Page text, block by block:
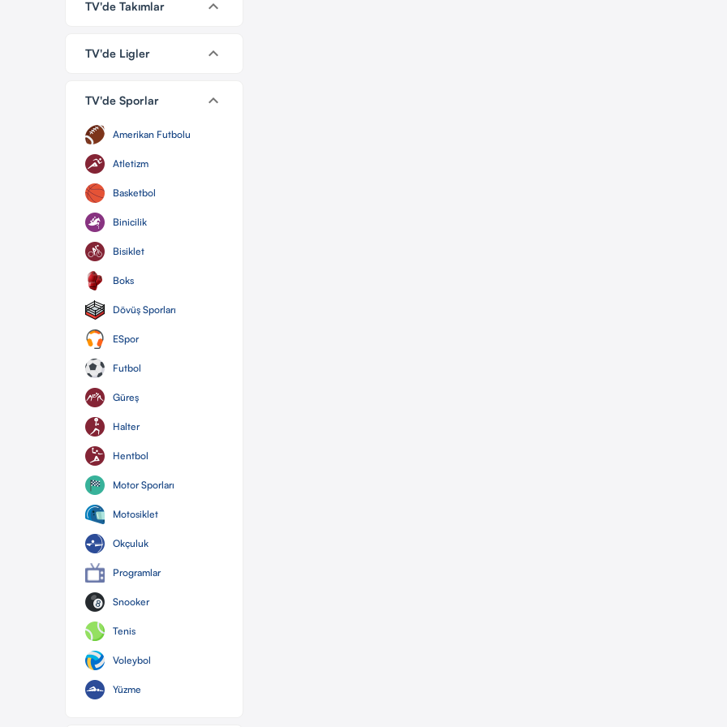
TV'de Takımlar keyboard_arrow_down
TV'de Ligler keyboard_arrow_down
TV'de Sporlar keyboard_arrow_down
Amerikan Futbolu
Atletizm
Basketbol
Binicilik
Bisiklet
Boks
Dövüş Sporları
ESpor
Futbol
Güreş
Halter
Hentbol
Motor Sporları
Motosiklet
Okçuluk
Programlar
Snooker
Tenis
Voleybol
Yüzme